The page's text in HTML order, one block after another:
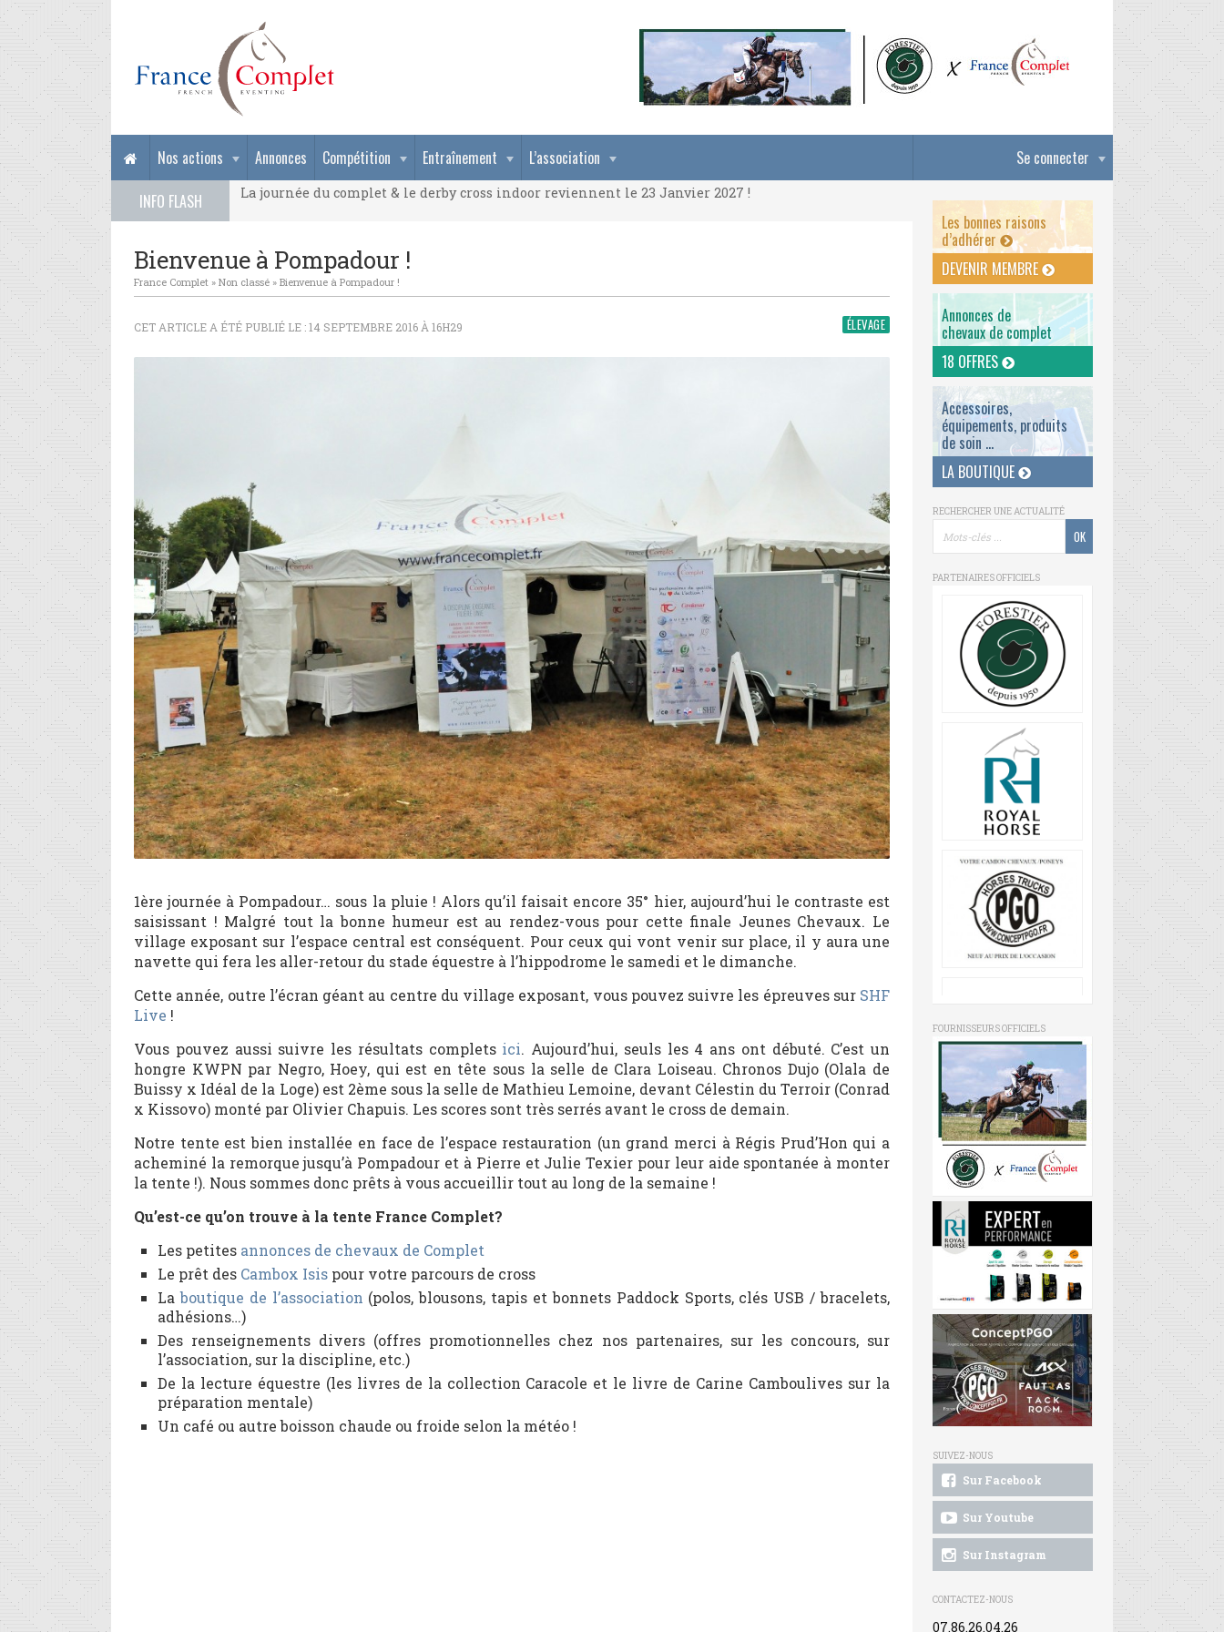
Se connecter
Nos actions Annonces Compétition Entraînement
L’association
INFO FLASH
La journée du complet & le derby cross indoor reviennent le 23 Janvier 2027 !
La journée du complet & le derby cross indoor reviennent le 23 Janvier 2027 !
Bienvenue à Pompadour !
France Complet » Non classé » Bienvenue à Pompadour !
ÉLEVAGE
CET ARTICLE A ÉTÉ PUBLIÉ LE : 14 SEPTEMBRE 2016 À 16H29
1ère journée à Pompadour… sous la pluie ! Alors qu’il faisait encore 35° hier, aujourd’hui le contraste est
saisissant ! Malgré tout la bonne humeur est au rendez-vous pour cette finale Jeunes Chevaux. Le
village exposant sur l’espace central est conséquent. Pour ceux qui vont venir sur place, il y aura une
navette qui fera les aller-retour du stade équestre à l’hippodrome le samedi et le dimanche.
Cette année, outre l’écran géant au centre du village exposant, vous pouvez suivre les épreuves sur SHF
Live !
Vous pouvez aussi suivre les résultats complets ici. Aujourd’hui, seuls les 4 ans ont débuté. C’est un
hongre KWPN par Negro, Hoey, qui est en tête sous la selle de Clara Loiseau. Chronos Dujo (Olala de
Buissy x Idéal de la Loge) est 2ème sous la selle de Mathieu Lemoine, devant Célestin du Terroir (Conrad
x Kissovo) monté par Olivier Chapuis. Les scores sont très serrés avant le cross de demain.
Notre tente est bien installée en face de l’espace restauration (un grand merci à Régis Prud’Hon qui a
acheminé la remorque jusqu’à Pompadour et à Pierre et Julie Texier pour leur aide spontanée à monter
la tente !). Nous sommes donc prêts à vous accueillir tout au long de la semaine !
Qu’est-ce qu’on trouve à la tente France Complet?
Les petites annonces de chevaux de Complet
Le prêt des Cambox Isis pour votre parcours de cross
Laboutique de l’association (polos, blousons, tapis et bonnets Paddock Sports, clés USB / bracelets,
adhésions…)
Des renseignements divers (offres promotionnelles chez nos partenaires, sur les concours, sur
l’association, sur la discipline, etc.)
De la lecture équestre (les livres de la collection Caracole et le livre de Carine Camboulives sur la
préparation mentale)
Un café ou autre boisson chaude ou froide selon la météo !
Les bonnes raisons
d’adhérer
DEVENIR MEMBRE
Annonces de
chevaux de complet
18 OFFRES
Accessoires,
équipements, produits
de soin ...
LA BOUTIQUE
RECHERCHER UNE ACTUALITÉ
PARTENAIRES OFFICIELS
FOURNISSEURS OFFICIELS
SUIVEZ-NOUS
Sur Facebook
Sur Youtube
Sur Instagram
CONTACTEZ-NOUS
07.86.26.04.26